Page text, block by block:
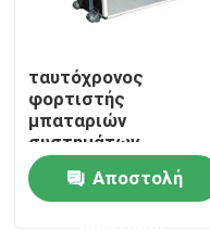
Σπίτι
Προϊόντα
ταυτόχρονος
φορτιστής
μπαταριών
συστημάτων
ερμηνείας παροχής
ηλεκτρικού
ρεύματος φορτιστών
Αποστολή